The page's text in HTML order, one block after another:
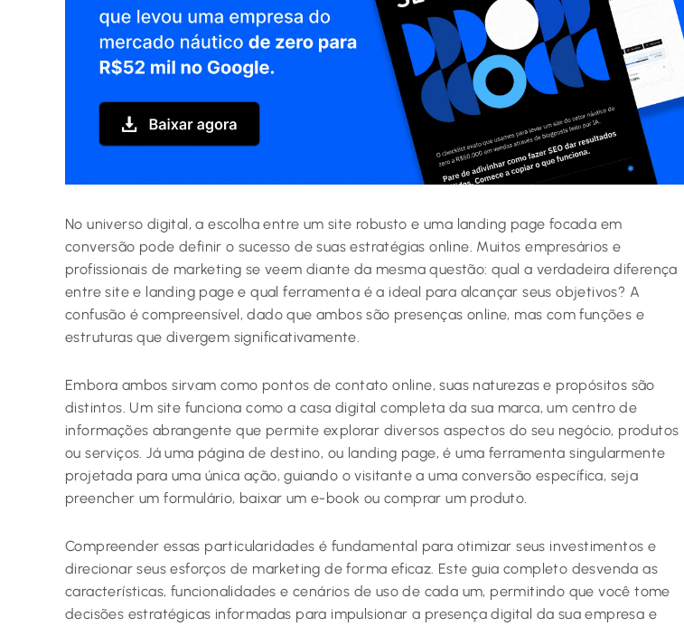
No universo digital, a escolha entre um site robusto e uma landing page focada em
conversão pode definir o sucesso de suas estratégias online. Muitos empresários e
profissionais de marketing se veem diante da mesma questão: qual a verdadeira diferença
entre site e landing page e qual ferramenta é a ideal para alcançar seus objetivos? A
confusão é compreensível, dado que ambos são presenças online, mas com funções e
estruturas que divergem significativamente.
Embora ambos sirvam como pontos de contato online, suas naturezas e propósitos são
distintos. Um site funciona como a casa digital completa da sua marca, um centro de
informações abrangente que permite explorar diversos aspectos do seu negócio, produtos
ou serviços. Já uma página de destino, ou landing page, é uma ferramenta singularmente
projetada para uma única ação, guiando o visitante a uma conversão específica, seja
preencher um formulário, baixar um e-book ou comprar um produto.
Compreender essas particularidades é fundamental para otimizar seus investimentos e
direcionar seus esforços de marketing de forma eficaz. Este guia completo desvenda as
características, funcionalidades e cenários de uso de cada um, permitindo que você tome
decisões estratégicas informadas para impulsionar a presença digital da sua empresa e